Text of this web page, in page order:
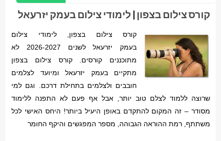
קורס צילום בצפון | לימודי צילום בעמק יזרעאל
קורס צילום בצפון, לימודי צילום
בעמק יזרעאל לשנים 2026-2027 לא
מתוכננים קורסים. קורס צילום בצפון
מתקיים בעמק יזרעאל ומיועד לצלמים
חובבים ולצלמים בתחילת דרכם. וגם למי
שרוצה ללמוד לצלם טוב יותר, אבל אף פעם לא התפנה ללימוד
מסודר – זה המקום להתקדם באופן היעיל ביותר! היחס האישי לכל
משתתף, רמת ההוראה הגבוהה, מספר המפגשים והיקף החומר